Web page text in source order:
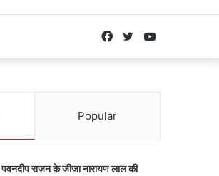
YouTube
Twitter
Facebook
Popular
पवनदीप राजन के जीजा नारायण लाल की